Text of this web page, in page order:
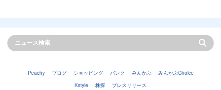
Peachy ブログ ショッピング バンク みんかぶ
みんかぶChoice
Kstyle
株探 プレスリリース